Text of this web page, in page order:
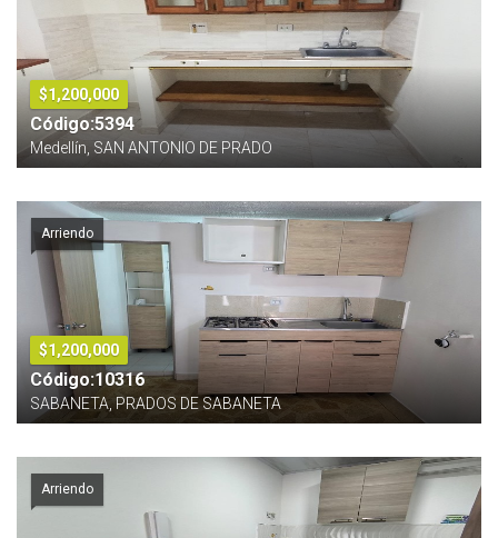
$1,200,000
Código:5394
Medellín, SAN ANTONIO DE PRADO
Arriendo
$1,200,000
Código:10316
SABANETA, PRADOS DE SABANETA
Arriendo